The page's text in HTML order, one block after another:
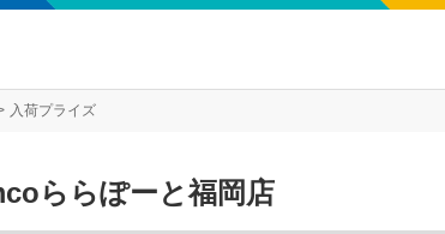
入荷プライズ
ららぽーと福岡店